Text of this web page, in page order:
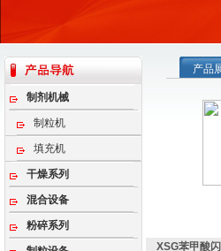
制剂机械
制粒机
填充机
干燥系列
混合设备
粉碎系列
产品
XSG苯甲酸